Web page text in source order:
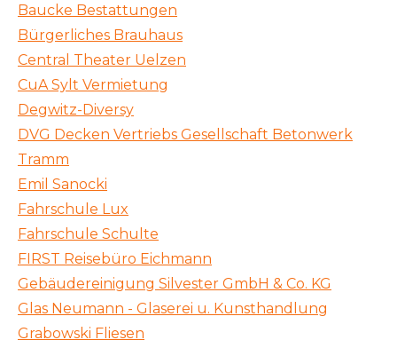
Baucke Bestattungen
Bürgerliches Brauhaus
Central Theater Uelzen
CuA Sylt Vermietung
Degwitz-Diversy
DVG Decken Vertriebs Gesellschaft Betonwerk
Tramm
Emil Sanocki
Fahrschule Lux
Fahrschule Schulte
FIRST Reisebüro Eichmann
Gebäudereinigung Silvester GmbH & Co. KG
Glas Neumann - Glaserei u. Kunsthandlung
Grabowski Fliesen